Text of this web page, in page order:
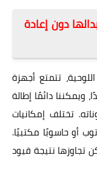
دون إعادة
تتمتع أجهزة
ويمكننا دائمًا إطالة
تختلف إمكانيات
أو حاسوبًا مكتبيًا.
تجاوزها نتيجة قيود